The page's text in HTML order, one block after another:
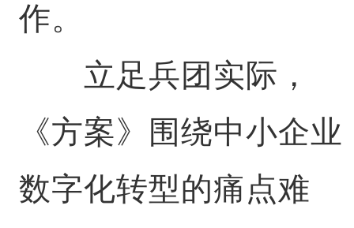
作。
立足兵团实际，
《方案》围绕中小企业
数字化转型的痛点难